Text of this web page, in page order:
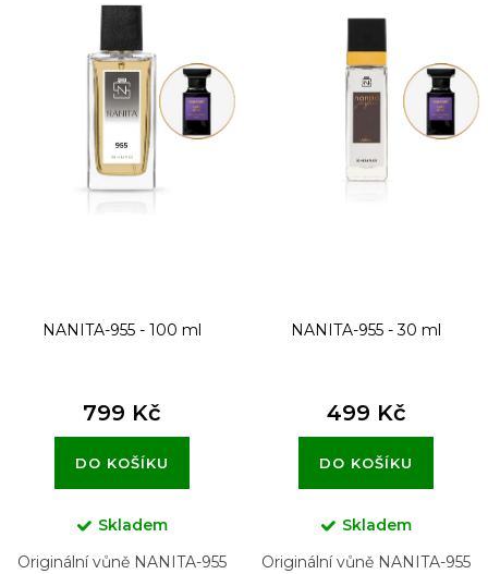
NANITA-955 - 100 ml
799 Kč
DO KOŠÍKU
Skladem
Originální vůně NANITA-955
NANITA-955 - 30 ml
499 Kč
DO KOŠÍKU
Skladem
Originální vůně NANITA-955